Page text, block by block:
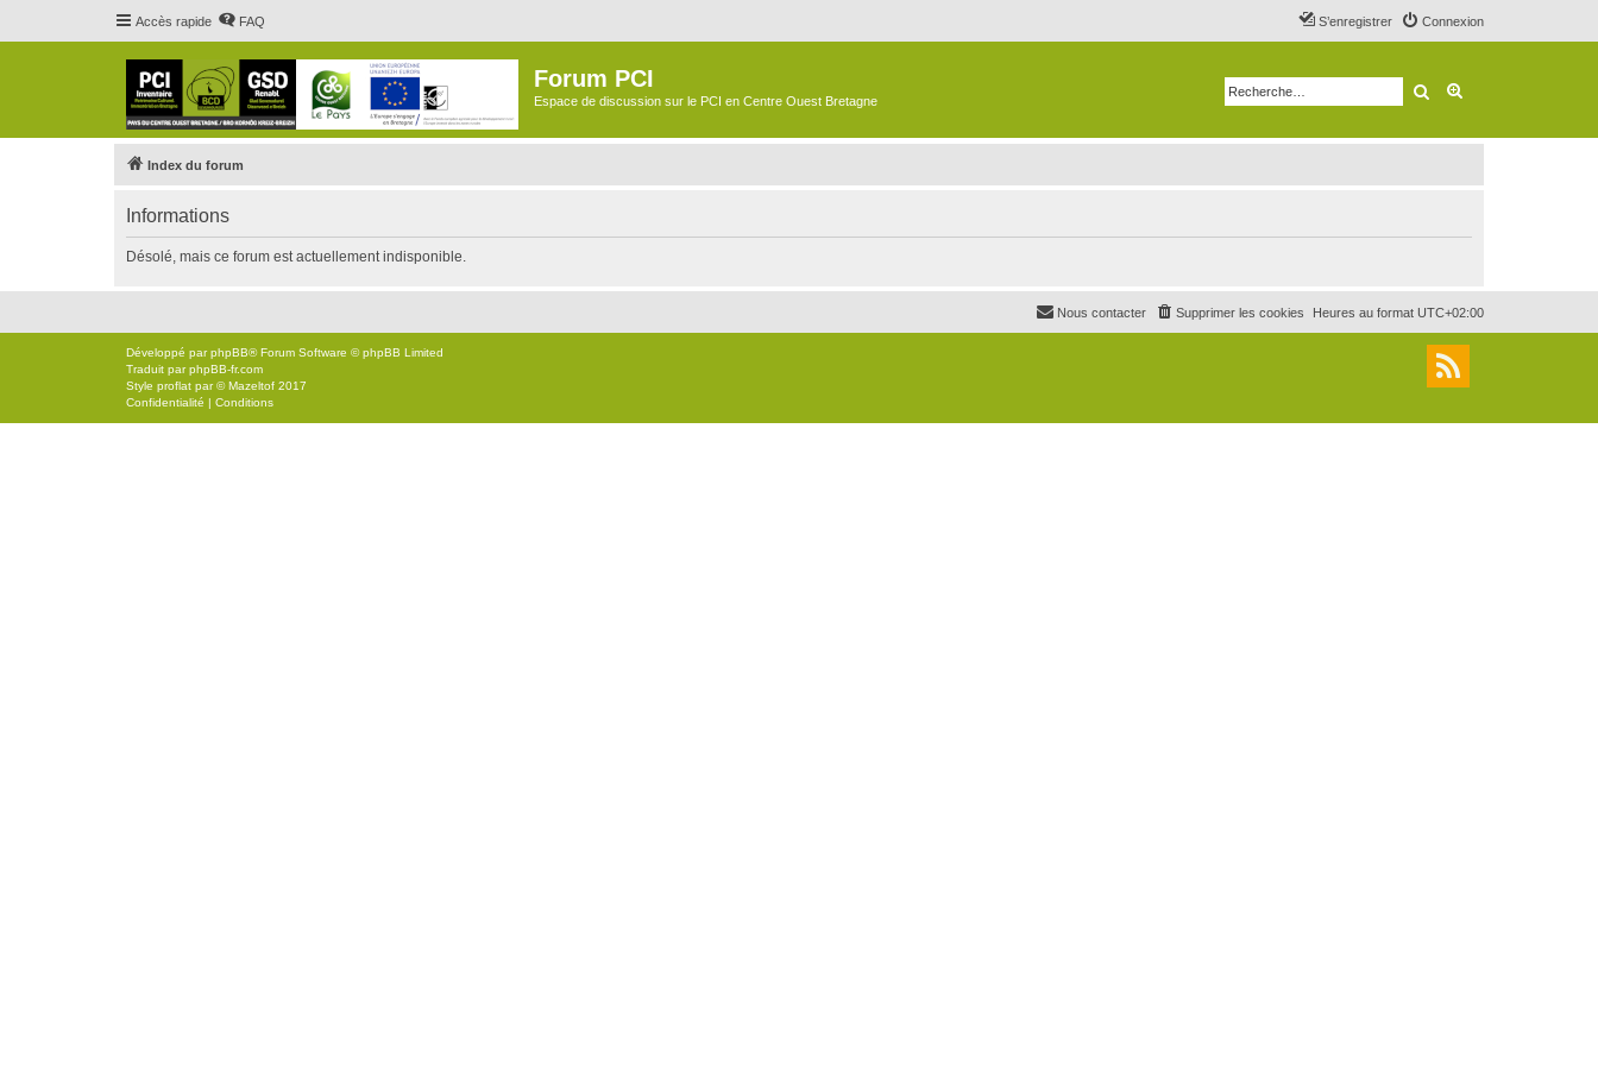
Accès rapide FAQ Connexion
S’enregistrer
Forum PCI
Espace de discussion sur le PCI en Centre Ouest Bretagne Rechercher
Index du forum
Informations
Désolé, mais ce forum est actuellement indisponible.
Heures au format UTC+02:00
Supprimer les cookies
Nous contacter
Développé parphpBB® Forum Software © phpBB Limited
Traduit parphpBB-fr.com
Style proflat par ©Mazeltof 2017
Confidentialité | Conditions